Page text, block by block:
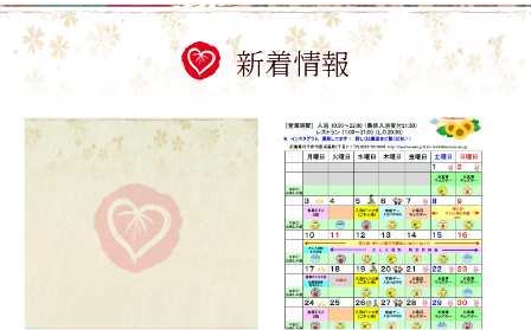
新着情報